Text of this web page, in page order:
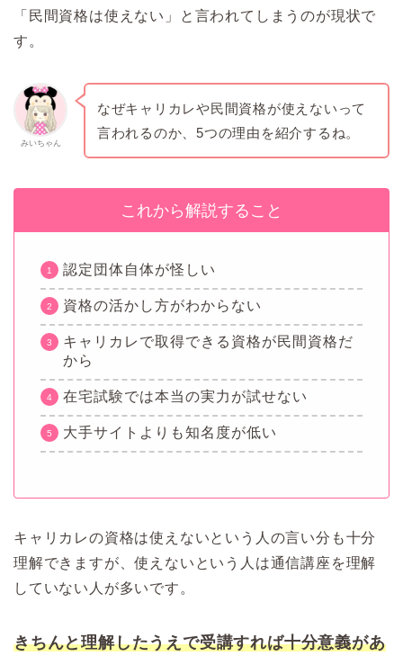
「民間資格は使えない」と言われてしまうのが現状で
す。
みいちゃん
なぜキャリカレや民間資格が使えないって
言われるのか、5つの理由を紹介するね。
これから解説すること
認定団体自体が怪しい
資格の活かし方がわからない
キャリカレで取得できる資格が民間資格だ
から
在宅試験では本当の実力が試せない
大手サイトよりも知名度が低い
キャリカレの資格は使えないという人の言い分も十分
理解できますが、使えないという人は通信講座を理解
していない人が多いです。
きちんと理解したうえで受講すれば十分意義があ